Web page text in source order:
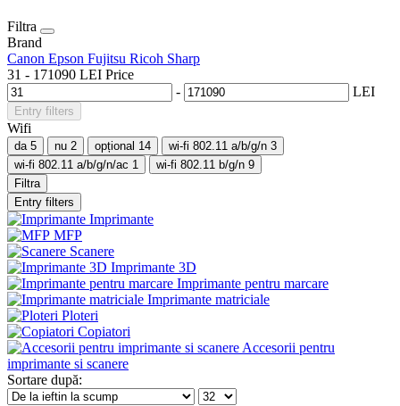
Filtra
Brand
Canon Epson Fujitsu Ricoh Sharp
31 - 171090 LEI Price
-
LEI
Entry filters
Wifi
da 5 nu 2 opțional 14 wi-fi 802.11 a/b/g/n 3
wi-fi 802.11 a/b/g/n/ac 1 wi-fi 802.11 b/g/n 9
Filtra
Entry filters
Imprimante
MFP
Scanere
Imprimante 3D
Imprimante pentru marcare
Imprimante matriciale
Ploteri
Copiatori
Accesorii pentru
imprimante si scanere
Sortare după: